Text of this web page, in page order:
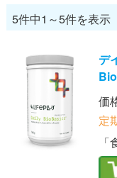
5件中1～5件を表示
デ
価
定